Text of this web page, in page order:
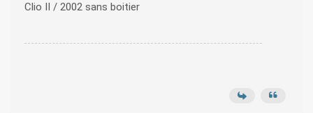
Clio II / 2002 sans boitier